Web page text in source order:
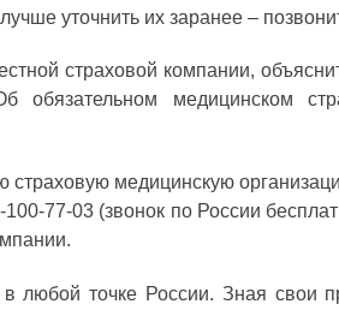
уточнить их заранее –
страховой компании,
обязательном медицинском
медицинскую
77-03 (звонок по России
точке России. Зная свои